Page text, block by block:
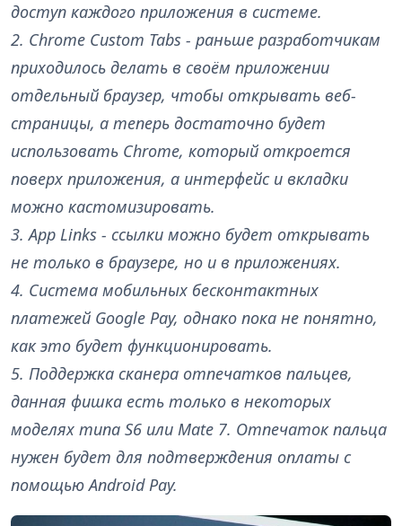
доступ каждого приложения в системе.
2. Chrome Custom Tabs - раньше разработчикам
приходилось делать в своём приложении
отдельный браузер, чтобы открывать веб-
страницы, а теперь достаточно будет
использовать Chrome, который откроется
поверх приложения, а интерфейс и вкладки
можно кастомизировать.
3. App Links - ссылки можно будет открывать
не только в браузере, но и в приложениях.
4. Система мобильных бесконтактных
платежей Google Pay, однако пока не понятно,
как это будет функционировать.
5. Поддержка сканера отпечатков пальцев,
данная фишка есть только в некоторых
моделях типа S6 или Mate 7. Отпечаток пальца
нужен будет для подтверждения оплаты с
помощью Android Pay.